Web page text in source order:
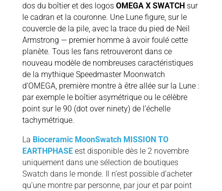
dos du boîtier et des logos OMEGA X SWATCHsur
le cadran et la couronne. Une Lune figure, sur le
couvercle de la pile, avec la trace du pied de Neil
Armstrong — premier homme à avoir foulé cette
planète. Tous les fans retrouveront dans ce
nouveau modèle de nombreuses caractéristiques
de la mythique Speedmaster Moonwatch
d’OMEGA, première montre à être allée sur la Lune :
par exemple le boîtier asymétrique ou le célèbre
point sur le 90 (dot over ninety) de l’échelle
tachymétrique.
La Bioceramic MoonSwatch MISSION TO
EARTHPHASEest disponible dès le 2 novembre
uniquement dans une sélection de boutiques
Swatch dans le monde. Il n’est possible d’acheter
qu’une montre par personne, par jour et par point